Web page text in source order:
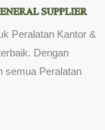
Peralatan Kantor &
Dengan
semua Peralatan